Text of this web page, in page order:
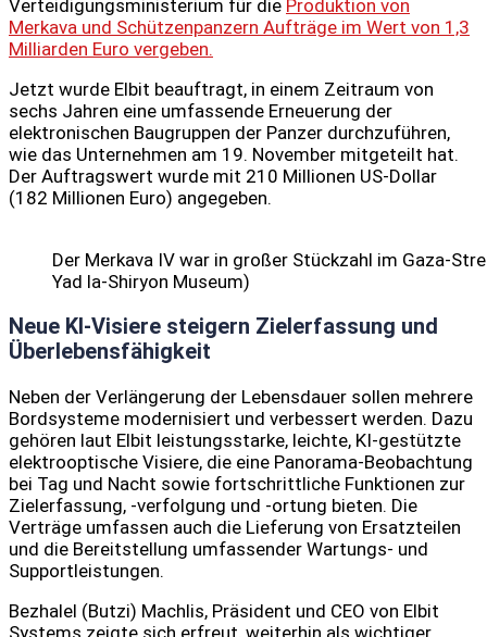
Verteidigungsministerium für die Produktion von
Merkava und Schützenpanzern Aufträge im Wert von 1,3
Milliarden Euro vergeben.
Jetzt wurde Elbit beauftragt, in einem Zeitraum von
sechs Jahren eine umfassende Erneuerung der
elektronischen Baugruppen der Panzer durchzuführen,
wie das Unternehmen am 19. November mitgeteilt hat.
Der Auftragswert wurde mit 210 Millionen US-Dollar
(182 Millionen Euro) angegeben.
Der Merkava IV war in großer Stückzahl im Gaza-
Yad la-Shiryon Museum)
Neue KI-Visiere steigern Zielerfassung und
Überlebensfähigkeit
Neben der Verlängerung der Lebensdauer sollen mehrere
Bordsysteme modernisiert und verbessert werden. Dazu
gehören laut Elbit leistungsstarke, leichte, KI-gestützte
elektrooptische Visiere, die eine Panorama-Beobachtung
bei Tag und Nacht sowie fortschrittliche Funktionen zur
Zielerfassung, -verfolgung und -ortung bieten. Die
Verträge umfassen auch die Lieferung von Ersatzteilen
und die Bereitstellung umfassender Wartungs- und
Supportleistungen.
Bezhalel (Butzi) Machlis, Präsident und CEO von Elbit